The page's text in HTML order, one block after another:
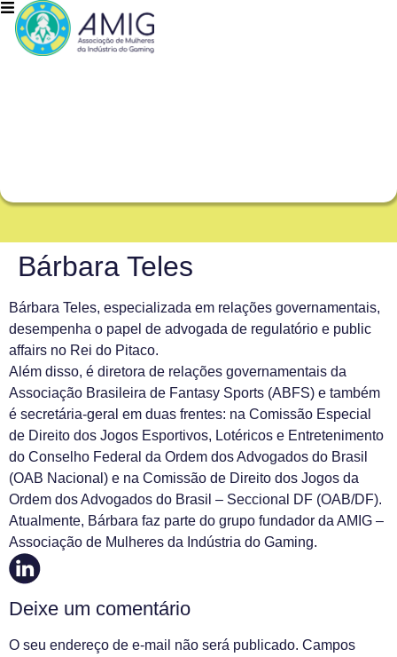
Bárbara Teles
Bárbara Teles, especializada em relações governamentais,
desempenha o papel de advogada de regulatório e public
affairs no Rei do Pitaco.
Além disso, é diretora de relações governamentais da
Associação Brasileira de Fantasy Sports (ABFS) e também
é secretária-geral em duas frentes: na Comissão Especial
de Direito dos Jogos Esportivos, Lotéricos e Entretenimento
do Conselho Federal da Ordem dos Advogados do Brasil
(OAB Nacional) e na Comissão de Direito dos Jogos da
Ordem dos Advogados do Brasil – Seccional DF (OAB/DF).
Atualmente, Bárbara faz parte do grupo fundador da AMIG –
Associação de Mulheres da Indústria do Gaming.
Deixe um comentário
O seu endereço de e-mail não será publicado. Campos